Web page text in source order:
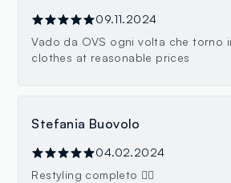
09.11.2024
Vado da OVS ogni volta che torno
clothes at reasonable prices
Stefania Buovolo
04.02.2024
Restyling completo 👍🏻